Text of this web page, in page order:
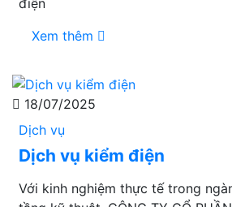
điện
Xem thêm
18/07/2025
Dịch vụ
Dịch vụ kiểm điện
Với kinh nghiệm thực tế trong